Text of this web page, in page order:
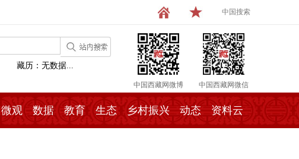
中国搜索
中国西藏网微博 中国西藏网微信
藏历：无数据...
微观 数据 教育 生态 乡村振兴 动态 资料云